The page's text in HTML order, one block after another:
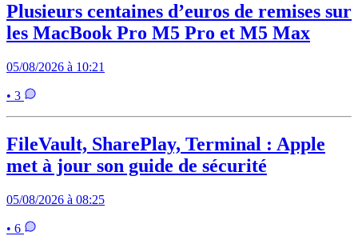
Plusieurs centaines d’euros de remises sur
les MacBook Pro M5 Pro et M5 Max
05/08/2026 à 10:21
• 3
FileVault, SharePlay, Terminal : Apple
met à jour son guide de sécurité
05/08/2026 à 08:25
• 6